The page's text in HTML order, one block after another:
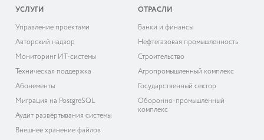
УСЛУГИ
Управление проектами
Авторский надзор
Мониторинг ИТ-системы
Техническая поддержка
Абонементы
Миграция на PostgreSQL
Аудит развёртывания системы
Внешнее хранение файлов
ОТРАСЛИ
Банки и финансы
Нефтегазовая промышленность
Строительство
Агропромышленный комплекс
Государственный сектор
Оборонно-промышленный
комплекс